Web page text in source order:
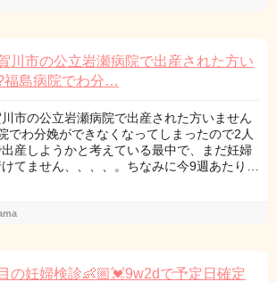
川市の公立岩瀬病院で出産された方い
福島病院でわ分…
市の公立岩瀬病院で出産された方いません
でわ分娩ができなくなってしまったので2人
産しようかと考えている最中で、まだ妊婦
てません、、、、。ちなみに今9週あたり…
の妊婦検診👶🏼💓9w2dで予定日確定